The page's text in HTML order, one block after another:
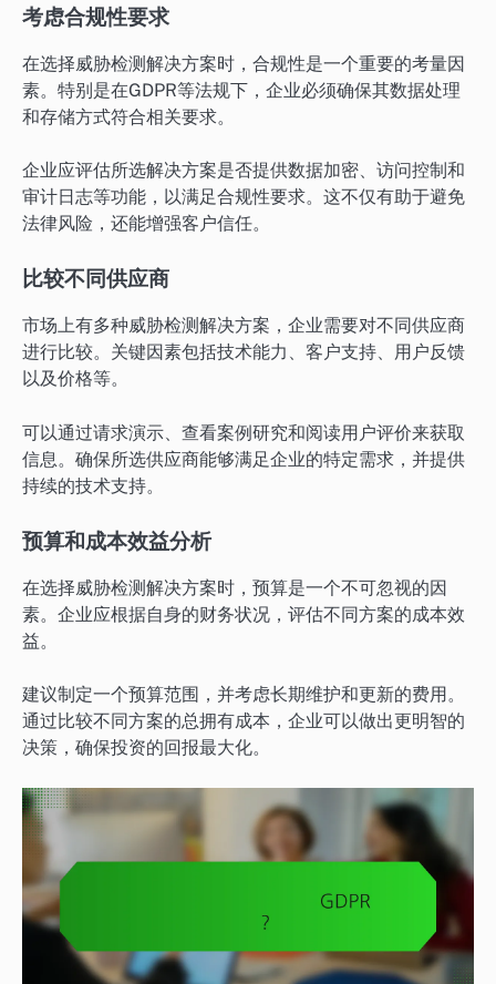
考虑合规性要求
在选择威胁检测解决方案时，合规性是一个重要的考量因
素。特别是在GDPR等法规下，企业必须确保其数据处理
和存储方式符合相关要求。
企业应评估所选解决方案是否提供数据加密、访问控制和
审计日志等功能，以满足合规性要求。这不仅有助于避免
法律风险，还能增强客户信任。
比较不同供应商
市场上有多种威胁检测解决方案，企业需要对不同供应商
进行比较。关键因素包括技术能力、客户支持、用户反馈
以及价格等。
可以通过请求演示、查看案例研究和阅读用户评价来获取
信息。确保所选供应商能够满足企业的特定需求，并提供
持续的技术支持。
预算和成本效益分析
在选择威胁检测解决方案时，预算是一个不可忽视的因
素。企业应根据自身的财务状况，评估不同方案的成本效
益。
建议制定一个预算范围，并考虑长期维护和更新的费用。
通过比较不同方案的总拥有成本，企业可以做出更明智的
决策，确保投资的回报最大化。